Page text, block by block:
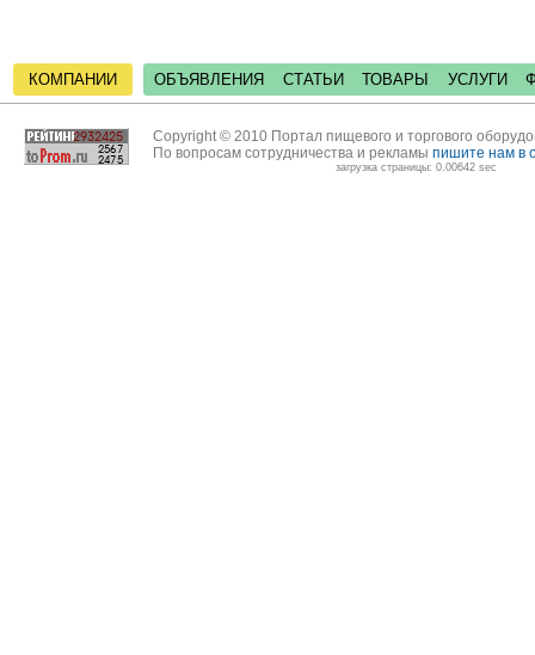
КОМПАНИИ ОБЪЯВЛЕНИЯ СТАТЬИ ТОВАРЫ УСЛУГИ
Copyright © 2010 Портал пищевого и торгового
По вопросам сотрудничества и рекламы пишите нам в
загрузка страницы: 0.00642 sec